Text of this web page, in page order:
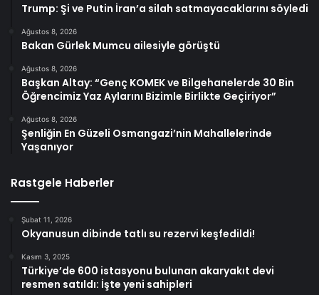
Trump: Şi ve Putin İran’a silah satmayacaklarını söyledi
Ağustos 8, 2026
Bakan Gürlek Mumcu ailesiyle görüştü
Ağustos 8, 2026
Başkan Altay: “Genç KOMEK ve Bilgehanelerde 30 Bin
Öğrencimiz Yaz Aylarını Bizimle Birlikte Geçiriyor”
Ağustos 8, 2026
Şenliğin En Güzeli Osmangazi’nin Mahallelerinde
Yaşanıyor
Rastgele Haberler
Şubat 11, 2026
Okyanusun dibinde tatlı su rezervi keşfedildi!
Kasım 3, 2025
Türkiye’de 600 istasyonu bulunan akaryakıt devi
resmen satıldı: İşte yeni sahipleri